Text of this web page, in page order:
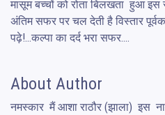
मासूम बच्चों को रोता बिलखता  हुआ
अंतिम सफर पर चल देती है विस्तार
पढ़े!...कल्पा का दर्द भरा सफर....
About Author
नमस्कार  मैं आशा राठौर (झाला)  इस